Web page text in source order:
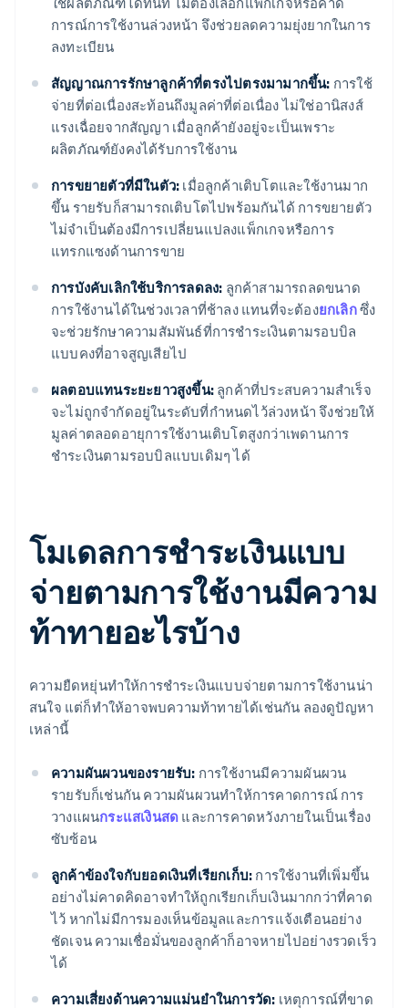
การณ์การใช้งานล่วงหน้า จึงช่วยลดความยุ่งยากในการ
ลงทะเบียน
สัญญาณการรักษาลูกค้าที่ตรงไปตรงมามากขึ้น: การใช้
จ่ายที่ต่อเนื่องสะท้อนถึงมูลค่าที่ต่อเนื่อง ไม่ใช่อานิสงส์
แรงเฉื่อยจากสัญญา เมื่อลูกค้ายังอยู่จะเป็นเพราะ
ผลิตภัณฑ์ยังคงได้รับการใช้งาน
การขยายตัวที่มีในตัว: เมื่อลูกค้าเติบโตและใช้งานมาก
ขึ้น รายรับก็สามารถเติบโตไปพร้อมกันได้ การขยายตัว
ไม่จำเป็นต้องมีการเปลี่ยนแปลงแพ็กเกจหรือการ
แทรกแซงด้านการขาย
การบังคับเลิกใช้บริการลดลง: ลูกค้าสามารถลดขนาด
การใช้งานได้ในช่วงเวลาที่ช้าลง แทนที่จะต้องยกเลิกซึ่ง
จะช่วยรักษาความสัมพันธ์ที่การชำระเงินตามรอบบิล
แบบคงที่อาจสูญเสียไป
ผลตอบแทนระยะยาวสูงขึ้น: ลูกค้าที่ประสบความสำเร็จ
จะไม่ถูกจำกัดอยู่ในระดับที่กำหนดไว้ล่วงหน้า จึงช่วยให้
มูลค่าตลอดอายุการใช้งานเติบโตสูงกว่าเพดานการ
ชำระเงินตามรอบบิลแบบเดิมๆ ได้
โมเดลการชำระเงินแบบ
จ่ายตามการใช้งานมีความ
ท้าทายอะไรบ้าง
ความยืดหยุ่นทำให้การชำระเงินแบบจ่ายตามการใช้งานน่า
สนใจ แต่ก็ทำให้อาจพบความท้าทายได้เช่นกัน ลองดูปัญหา
เหล่านี้
ความผันผวนของรายรับ: การใช้งานมีความผันผวน
รายรับก็เช่นกัน ความผันผวนทำให้การคาดการณ์ การ
วางแผนกระแสเงินสด และการคาดหวังภายในเป็นเรื่อง
ซับซ้อน
ลูกค้าข้องใจกับยอดเงินที่เรียกเก็บ: การใช้งานที่เพิ่มขึ้น
อย่างไม่คาดคิดอาจทำให้ถูกเรียกเก็บเงินมากกว่าที่คาด
ไว้ หากไม่มีการมองเห็นข้อมูลและการแจ้งเตือนอย่าง
ชัดเจน ความเชื่อมั่นของลูกค้าก็อาจหายไปอย่างรวดเร็ว
ได้
ความเสี่ยงด้านความแม่นยำในการวัด: เหตุการณ์ที่ขาด